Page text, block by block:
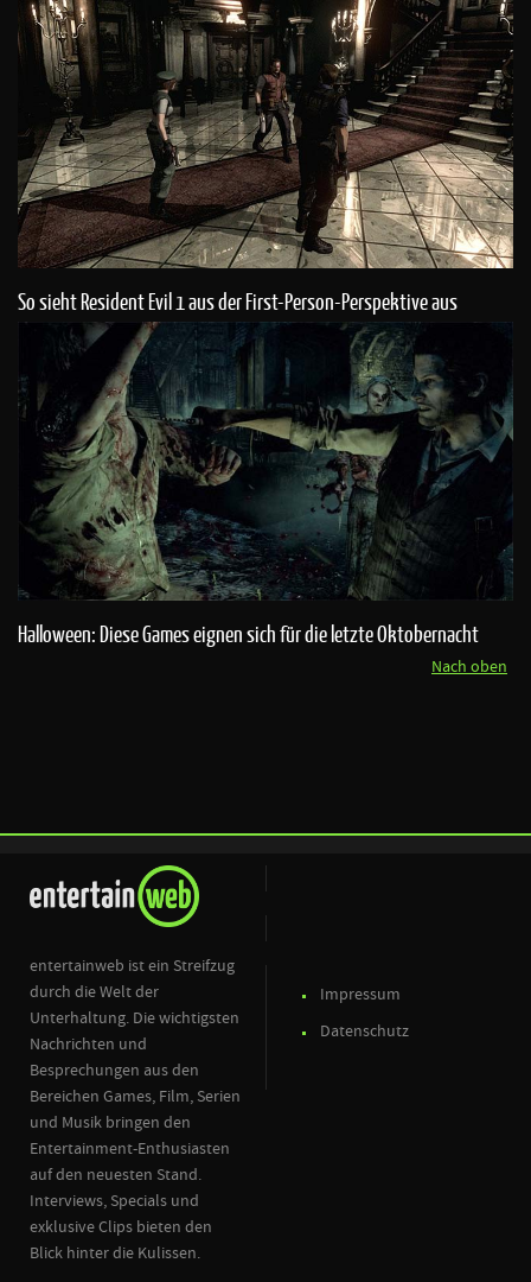
So sieht Resident Evil 1 aus der First-Person-Perspektive aus
Halloween: Diese Games eignen sich für die letzte Oktobernacht
Nach oben
entertainweb ist ein Streifzug
durch die Welt der
Unterhaltung. Die wichtigsten
Nachrichten und
Besprechungen aus den
Bereichen Games, Film, Serien
und Musik bringen den
Entertainment-Enthusiasten
auf den neuesten Stand.
Interviews, Specials und
exklusive Clips bieten den
Blick hinter die Kulissen.
Impressum
Datenschutz